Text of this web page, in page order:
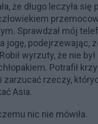
że długo leczyła
Sprawdzał mój
jogę, podejrzewając,
wyrzuty, że nie
Potrafił
zarzucać rzeczy,
Asia.
nic nie mówiła.